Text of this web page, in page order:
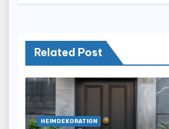
Related Post
HEIMDEKORATION